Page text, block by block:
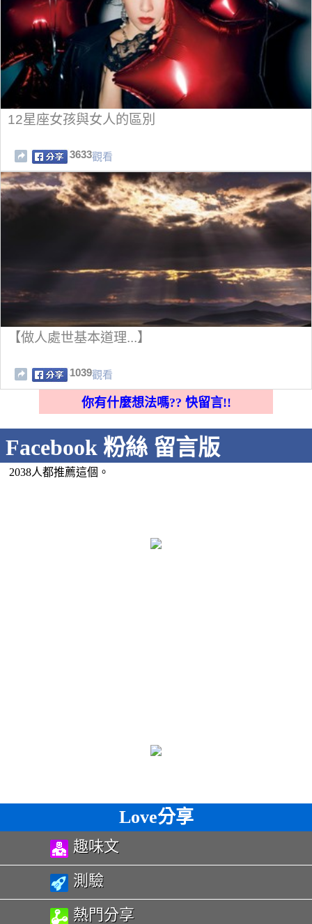
12星座女孩與女人的區別
3633觀看
【做人處世基本道理...】
1039觀看
你有什麼想法嗎?? 快留言!!
Facebook 粉絲 留言版
2038人都推薦這個。
Love分享
趣味文
測驗
熱門分享